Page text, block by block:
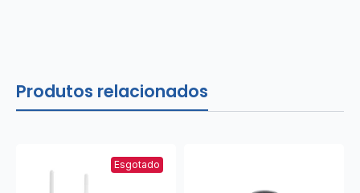
Produtos relacionados
Esgotado